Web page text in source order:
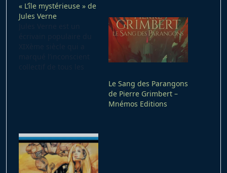
« L’île mystérieuse » de
Jules Verne
lieues sous les mers ».
C’est un superbe
roman d’aventure qui…
Le Sang des Parangons
de Pierre Grimbert –
Mnémos Editions